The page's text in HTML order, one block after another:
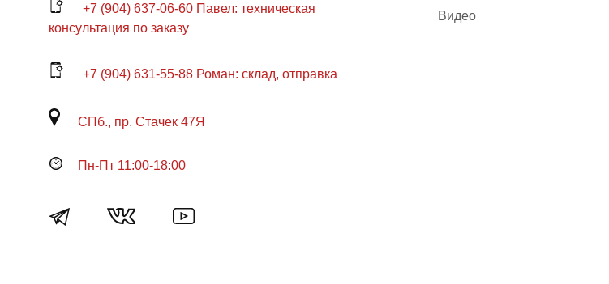
+7 (904) 637-06-60 Павел: техническая
консультация по заказу
+7 (904) 631-55-88 Роман: склад, отправка
СПб., пр. Стачек 47Я
Пн-Пт 11:00-18:00
Видео